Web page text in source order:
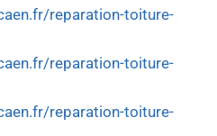
reparation-toiture-
reparation-toiture-
reparation-toiture-